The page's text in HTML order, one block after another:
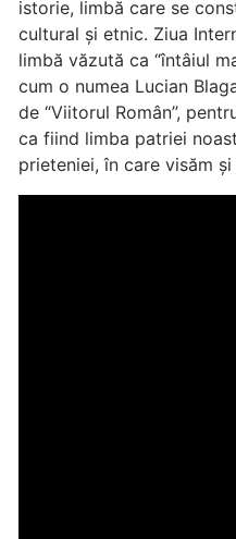
istorie, limbă care se
cultural și etnic. Ziua
limbă văzută ca “întâiul
cum o numea Lucian
de “Viitorul Român”,
ca fiind limba patriei
prieteniei, în care visăm și